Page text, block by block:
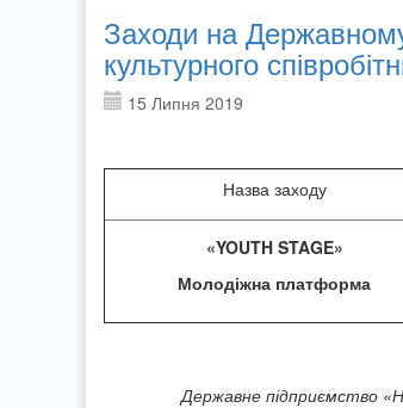
Заходи на
культурного
15 Липня 2019
Назва заходу
«YOUTH STAGE»
Молодіжна платформа
Державне підприємство